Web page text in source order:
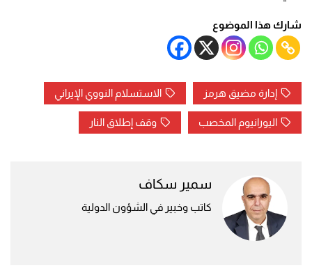
شارك هذا الموضوع
إدارة مضيق هرمز الاستسلام النووي الإيراني
اليورانيوم المخصب وقف إطلاق النار
سمير سكاف
كاتب وخبير في الشؤون الدولية